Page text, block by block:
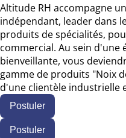
Altitude RH accompagne
indépendant, leader dans
produits de spécialités,
commercial. Au sein d'une
bienveillante, vous
gamme de produits "Noix
d'une clientèle industrielle
Postuler
Postuler